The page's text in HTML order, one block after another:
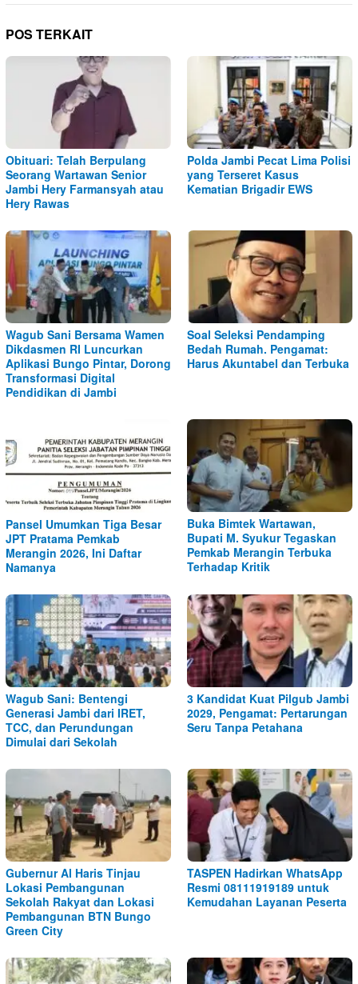
POS TERKAIT
Obituari: Telah Berpulang
Seorang Wartawan Senior
Jambi Hery Farmansyah atau
Hery Rawas
Polda Jambi Pecat Lima Polisi
yang Terseret Kasus
Kematian Brigadir EWS
Wagub Sani Bersama Wamen
Dikdasmen RI Luncurkan
Aplikasi Bungo Pintar, Dorong
Transformasi Digital
Pendidikan di Jambi
Soal Seleksi Pendamping
Bedah Rumah. Pengamat:
Harus Akuntabel dan Terbuka
Pansel Umumkan Tiga Besar
JPT Pratama Pemkab
Merangin 2026, Ini Daftar
Namanya
Buka Bimtek Wartawan,
Bupati M. Syukur Tegaskan
Pemkab Merangin Terbuka
Terhadap Kritik
Wagub Sani: Bentengi
Generasi Jambi dari IRET,
TCC, dan Perundungan
Dimulai dari Sekolah
3 Kandidat Kuat Pilgub Jambi
2029, Pengamat: Pertarungan
Seru Tanpa Petahana
Gubernur Al Haris Tinjau
Lokasi Pembangunan
Sekolah Rakyat dan Lokasi
Pembangunan BTN Bungo
Green City
TASPEN Hadirkan WhatsApp
Resmi 08111919189 untuk
Kemudahan Layanan Peserta